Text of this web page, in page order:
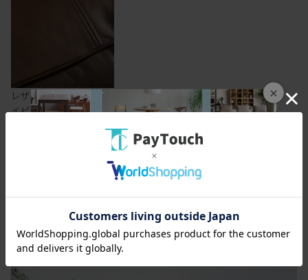
×
レザー張りの場合はパ
イピングもレザーとな
各タイプを組み合わせることで、L型やその他様々なレ
イアウトに対応